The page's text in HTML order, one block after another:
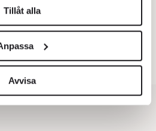
för att anpassa innehållet
vår trafik. Vi
identifierare och annan
till de sociala medier och
som vi samarbetar med.
Tillåt alla
Avvisa